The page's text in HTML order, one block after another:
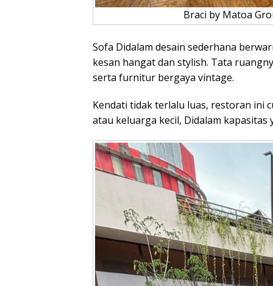
Braci by Matoa
Sofa Didalam desain sederhana
kesan hangat dan stylish. Tata
serta furnitur bergaya vintage.
Kendati tidak terlalu luas, restoran ini
atau keluarga kecil, Didalam